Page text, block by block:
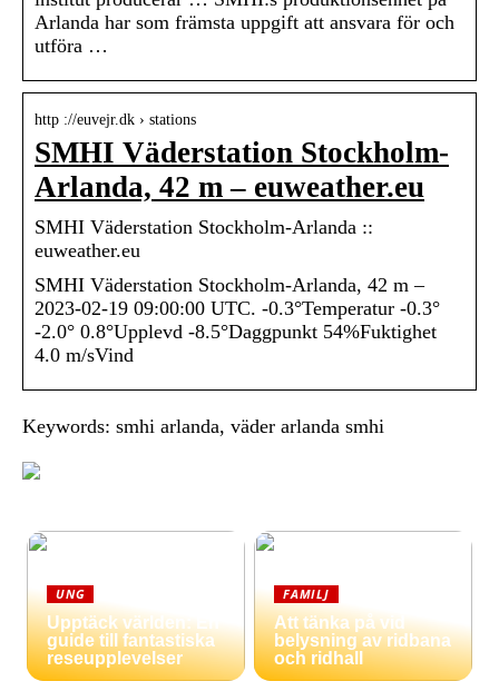
Arlanda har som främsta uppgift att ansvara för och
utföra …
http ://euvejr.dk › stations
SMHI Väderstation Stockholm-
Arlanda, 42 m – euweather.eu
SMHI Väderstation Stockholm-Arlanda ::
euweather.eu
SMHI Väderstation Stockholm-Arlanda, 42 m –
2023-02-19 09:00:00 UTC. -0.3°Temperatur -0.3°
-2.0° 0.8°Upplevd -8.5°Daggpunkt 54%Fuktighet
4.0 m/sVind
Keywords: smhi arlanda, väder arlanda smhi
UNG
Upptäck världen: En
guide till fantastiska
reseupplevelser
FAMILJ
Att tänka på vid
belysning av ridbana
och ridhall